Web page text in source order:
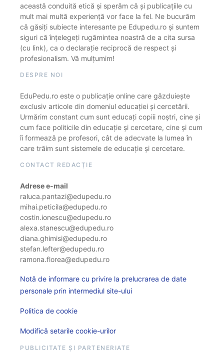
această conduită etică și sperăm că și publicațiile cu
mult mai multă experiență vor face la fel. Ne bucurăm
că găsiți subiecte interesante pe Edupedu.ro și suntem
siguri că înțelegeți rugămintea noastră de a cita sursa
(cu link), ca o declarație reciprocă de respect și
profesionalism. Vă mulțumim!
DESPRE NOI
EduPedu.ro este o publicație online care găzduiește
exclusiv articole din domeniul educației și cercetării.
Urmărim constant cum sunt educați copiii noștri, cine și
cum face politicile din educație și cercetare, cine și cum
îi formează pe profesori, cât de adecvate la lumea în
care trăim sunt sistemele de educație și cercetare.
CONTACT REDACȚIE
Adrese e-mail
raluca.pantazi@edupedu.ro
mihai.peticila@edupedu.ro
costin.ionescu@edupedu.ro
alexa.stanescu@edupedu.ro
diana.ghimisi@edupedu.ro
stefan.lefter@edupedu.ro
ramona.florea@edupedu.ro
Notă de informare cu privire la prelucrarea de date
personale prin intermediul site-ului
Politica de cookie
Modifică setarile cookie-urilor
PUBLICITATE ȘI PARTENERIATE